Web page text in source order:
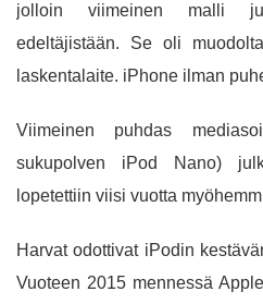
jolloin viimeinen malli
edeltäjistään. Se oli
laskentalaite. iPhone ilman
Viimeinen puhdas
sukupolven iPod Nano)
lopetettiin viisi vuotta
Harvat odottivat iPodin
Vuoteen 2015 mennessä